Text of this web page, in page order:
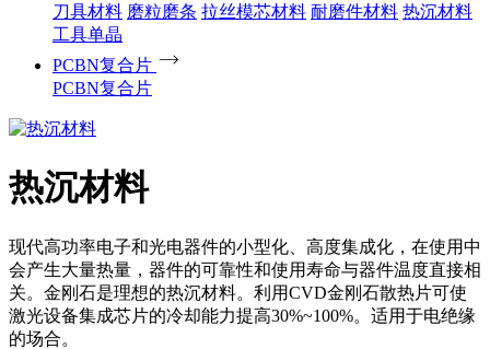
刀具材料 磨粒磨条 拉丝模芯材料 耐磨件材料 热沉材料
工具单晶
PCBN复合片
PCBN复合片
热沉材料
现代高功率电子和光电器件的小型化、高度集成化，在使用中
会产生大量热量，器件的可靠性和使用寿命与器件温度直接相
关。金刚石是理想的热沉材料。利用CVD金刚石散热片可使
激光设备集成芯片的冷却能力提高30%~100%。适用于电绝缘
的场合。